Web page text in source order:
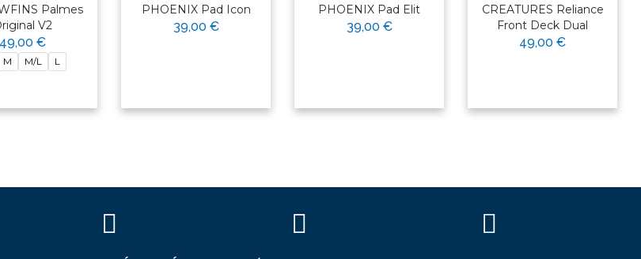
Palmes
V2
49,00 €
M M/L L
PHOENIX Pad Icon
39,00 €
PHOENIX Pad Elit
39,00 €
CREATURES Reliance
Front Deck Dual
49,00 €